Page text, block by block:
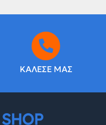
ΚΑΛΕΣΕ ΜΑΣ